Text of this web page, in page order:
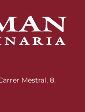
Mestral, 8,